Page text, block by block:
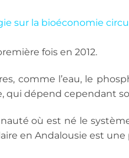
sur la bioéconomie
fois en 2012.
comme l’eau, le
qui dépend cependant
où est né le
en Andalousie est une